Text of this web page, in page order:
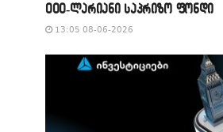
000-ლარიანი საპრიზო ფონდი
13:05 08-06-2026